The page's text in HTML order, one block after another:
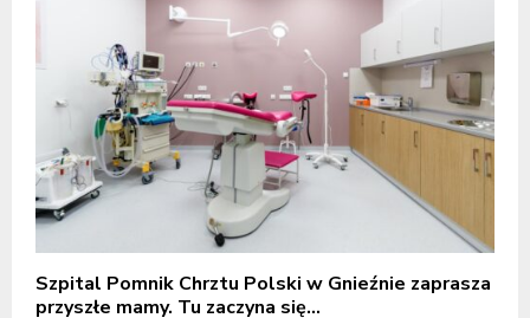
Szpital Pomnik Chrztu Polski w Gnieźnie zaprasza
przyszłe mamy. Tu zaczyna się...